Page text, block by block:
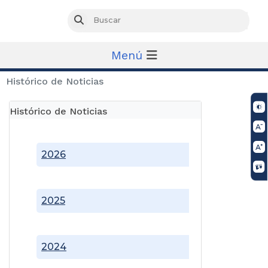
Buscar
Menú
Histórico de Noticias
Histórico de Noticias
2024
2025
2026